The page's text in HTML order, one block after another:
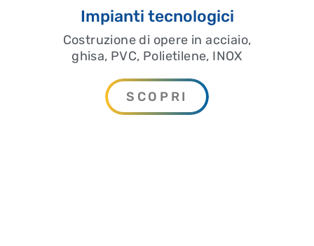
Impianti tecnologici
Costruzione di opere in acciaio,
ghisa, PVC, Polietilene, INOX
SCOPRI